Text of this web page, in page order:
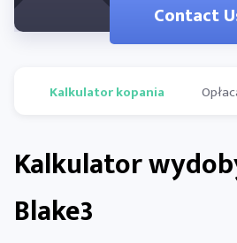
Contact
Kalkulator kopania
Kalkulator
Blake3